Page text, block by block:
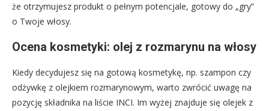
że otrzymujesz produkt o pełnym potencjale, gotowy do „gry”
o Twoje włosy.
Ocena kosmetyki: olej z rozmarynu na włosy
Kiedy decydujesz się na gotową kosmetykę, np. szampon czy
odżywkę z olejkiem rozmarynowym, warto zwrócić uwagę na
pozycję składnika na liście INCI. Im wyżej znajduje się olejek z